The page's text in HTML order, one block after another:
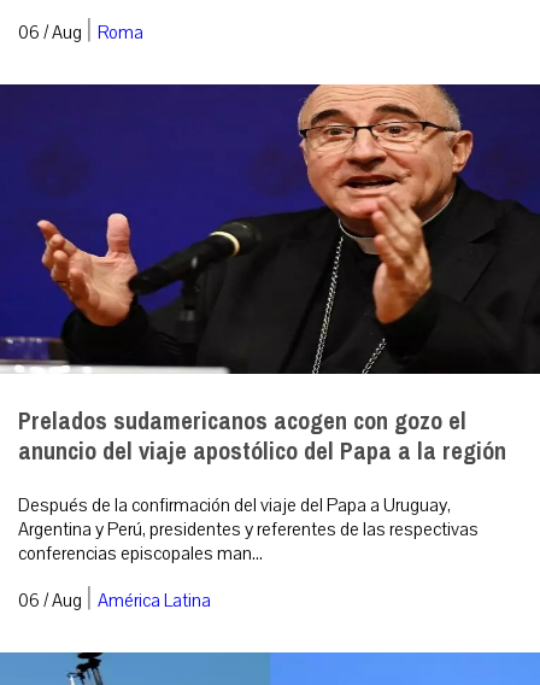
06 / Aug | Roma
Prelados sudamericanos acogen con gozo el
anuncio del viaje apostólico del Papa a la región
Después de la confirmación del viaje del Papa a Uruguay,
Argentina y Perú, presidentes y referentes de las respectivas
conferencias episcopales man...
06 / Aug | América Latina